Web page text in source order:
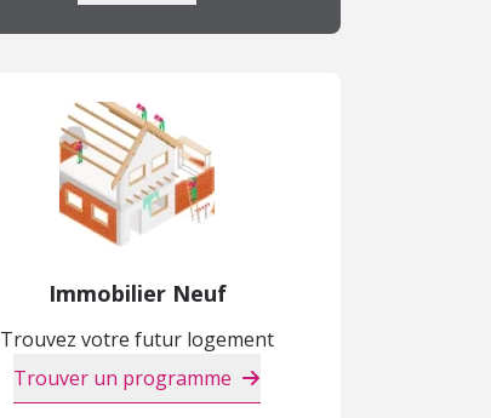
Immobilier Neuf
Trouvez votre futur logement
Trouver un programme